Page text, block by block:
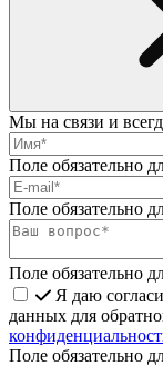
Мы на связи и
Поле обязательно
Поле обязательно
Поле обязательно
Я даю
данных для
Поле обязательно